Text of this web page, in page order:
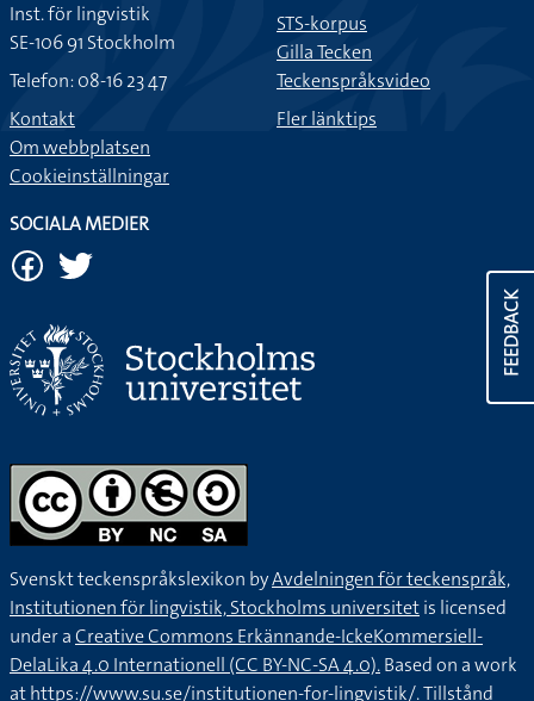
FEEDBACK
Inst. för lingvistik
SE-106 91 Stockholm
Telefon: 08-16 23 47
Kontakt
Om webbplatsen
Cookieinställningar
STS-korpus
Gilla Tecken
Teckenspråksvideo
Fler länktips
SOCIALA MEDIER
Svenskt teckenspråkslexikon byAvdelningen för teckenspråk,
Institutionen för lingvistik, Stockholms universitetis licensed
under aCreative Commons Erkännande-IckeKommersiell-
DelaLika 4.0 Internationell (CC BY-NC-SA 4.0).Based on a work
athttps://www.su.se/institutionen-for-lingvistik/. Tillstånd